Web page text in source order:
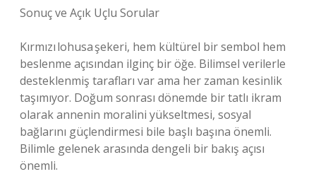
Sonuç ve Açık Uçlu Sorular
Kırmızı lohusa şekeri, hem kültürel bir sembol hem
beslenme açısından ilginç bir öğe. Bilimsel verilerle
desteklenmiş tarafları var ama her zaman kesinlik
taşımıyor. Doğum sonrası dönemde bir tatlı ikram
olarak annenin moralini yükseltmesi, sosyal
bağlarını güçlendirmesi bile başlı başına önemli.
Bilimle gelenek arasında dengeli bir bakış açısı
önemli.